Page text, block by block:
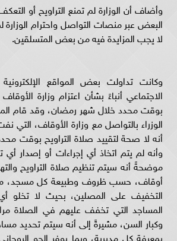
وأضاف أن الوزارة لم تمنع التراويح أو
البعض عبر منصات التواصل واحترام الوزارة
لا يجب المزايدة فيه من بعض المتسلقين.
وكانت تداولت بعض المواقع
الاجتماعي أنباءً بشأن اعتزام وزارة
بوقت محدد خلال شهر رمضان، وقد قام
الوزراء بالتواصل مع وزارة الأوقاف، التي
أنه لا صحة لتقييد صلاة التراويح بوقت
وأنه لم يتم اتخاذ أي إجراءات أو إصدار أي
موضحةً أنه سيتم تنظيم صلاة التراويح
أوقاف، حسب ظروف وطبيعة كل مسجد، مع
التخفيف على المصلين، بحيث لا
المساجد التي تخفف عليهم في الصلاة
وكبار السن، مشيرةً إلى أنه سيتم تحديد
بمعرفة كل مديرية، وبما يوفر الجو